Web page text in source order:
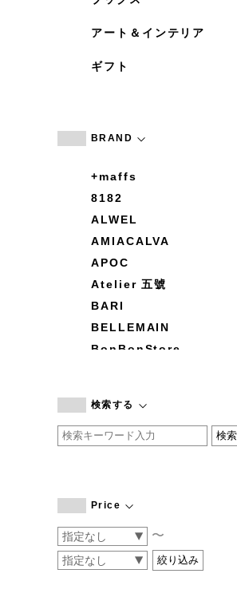
アート＆インテリア
ギフト
BRAND
+maffs
8182
ALWEL
AMIACALVA
APOC
Atelier 五號
BARI
BELLEMAIN
BonBonStore
by basics
CATWORTH
COGTHEBIGSMOKE
CONVERSE
DEAN & DELUCA
検索する
Price
〜